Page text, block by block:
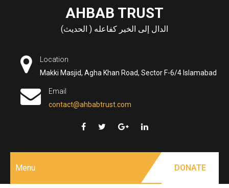
AHBAB TRUST
الدال إلى الخير كفاعله ( الحديث)
Location
Makki Masjid, Agha Khan Road, Sector F-6/4 Islamabad
Email
contact@ahbabtrust.com
Menu DONATE